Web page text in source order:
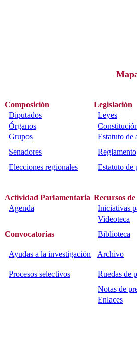
Composición
Legislación
Diputados
Leyes
Órganos
Grupos
Estatuto de
Senadores
Reglamento
Elecciones regionales Estatuto de
Actividad Parlamentaria Recursos
Agenda
Iniciativas
Videoteca
Convocatorias Biblioteca
Ayudas a la investigación Archivo
Procesos selectivos
Ruedas de
Notas de
Enlaces